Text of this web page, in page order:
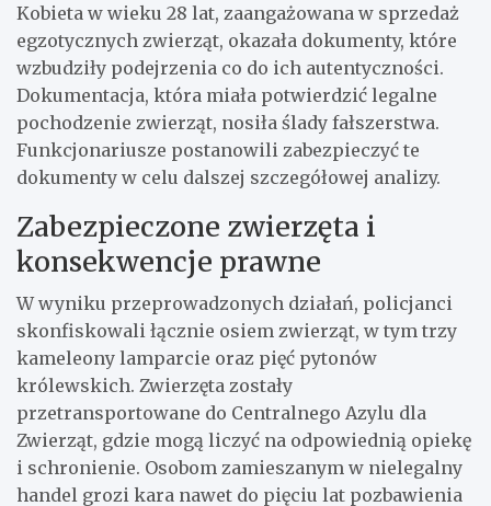
Kobieta w wieku 28 lat, zaangażowana w sprzedaż
egzotycznych zwierząt, okazała dokumenty, które
wzbudziły podejrzenia co do ich autentyczności.
Dokumentacja, która miała potwierdzić legalne
pochodzenie zwierząt, nosiła ślady fałszerstwa.
Funkcjonariusze postanowili zabezpieczyć te
dokumenty w celu dalszej szczegółowej analizy.
Zabezpieczone zwierzęta i
konsekwencje prawne
W wyniku przeprowadzonych działań, policjanci
skonfiskowali łącznie osiem zwierząt, w tym trzy
kameleony lamparcie oraz pięć pytonów
królewskich. Zwierzęta zostały
przetransportowane do Centralnego Azylu dla
Zwierząt, gdzie mogą liczyć na odpowiednią opiekę
i schronienie. Osobom zamieszanym w nielegalny
handel grozi kara nawet do pięciu lat pozbawienia